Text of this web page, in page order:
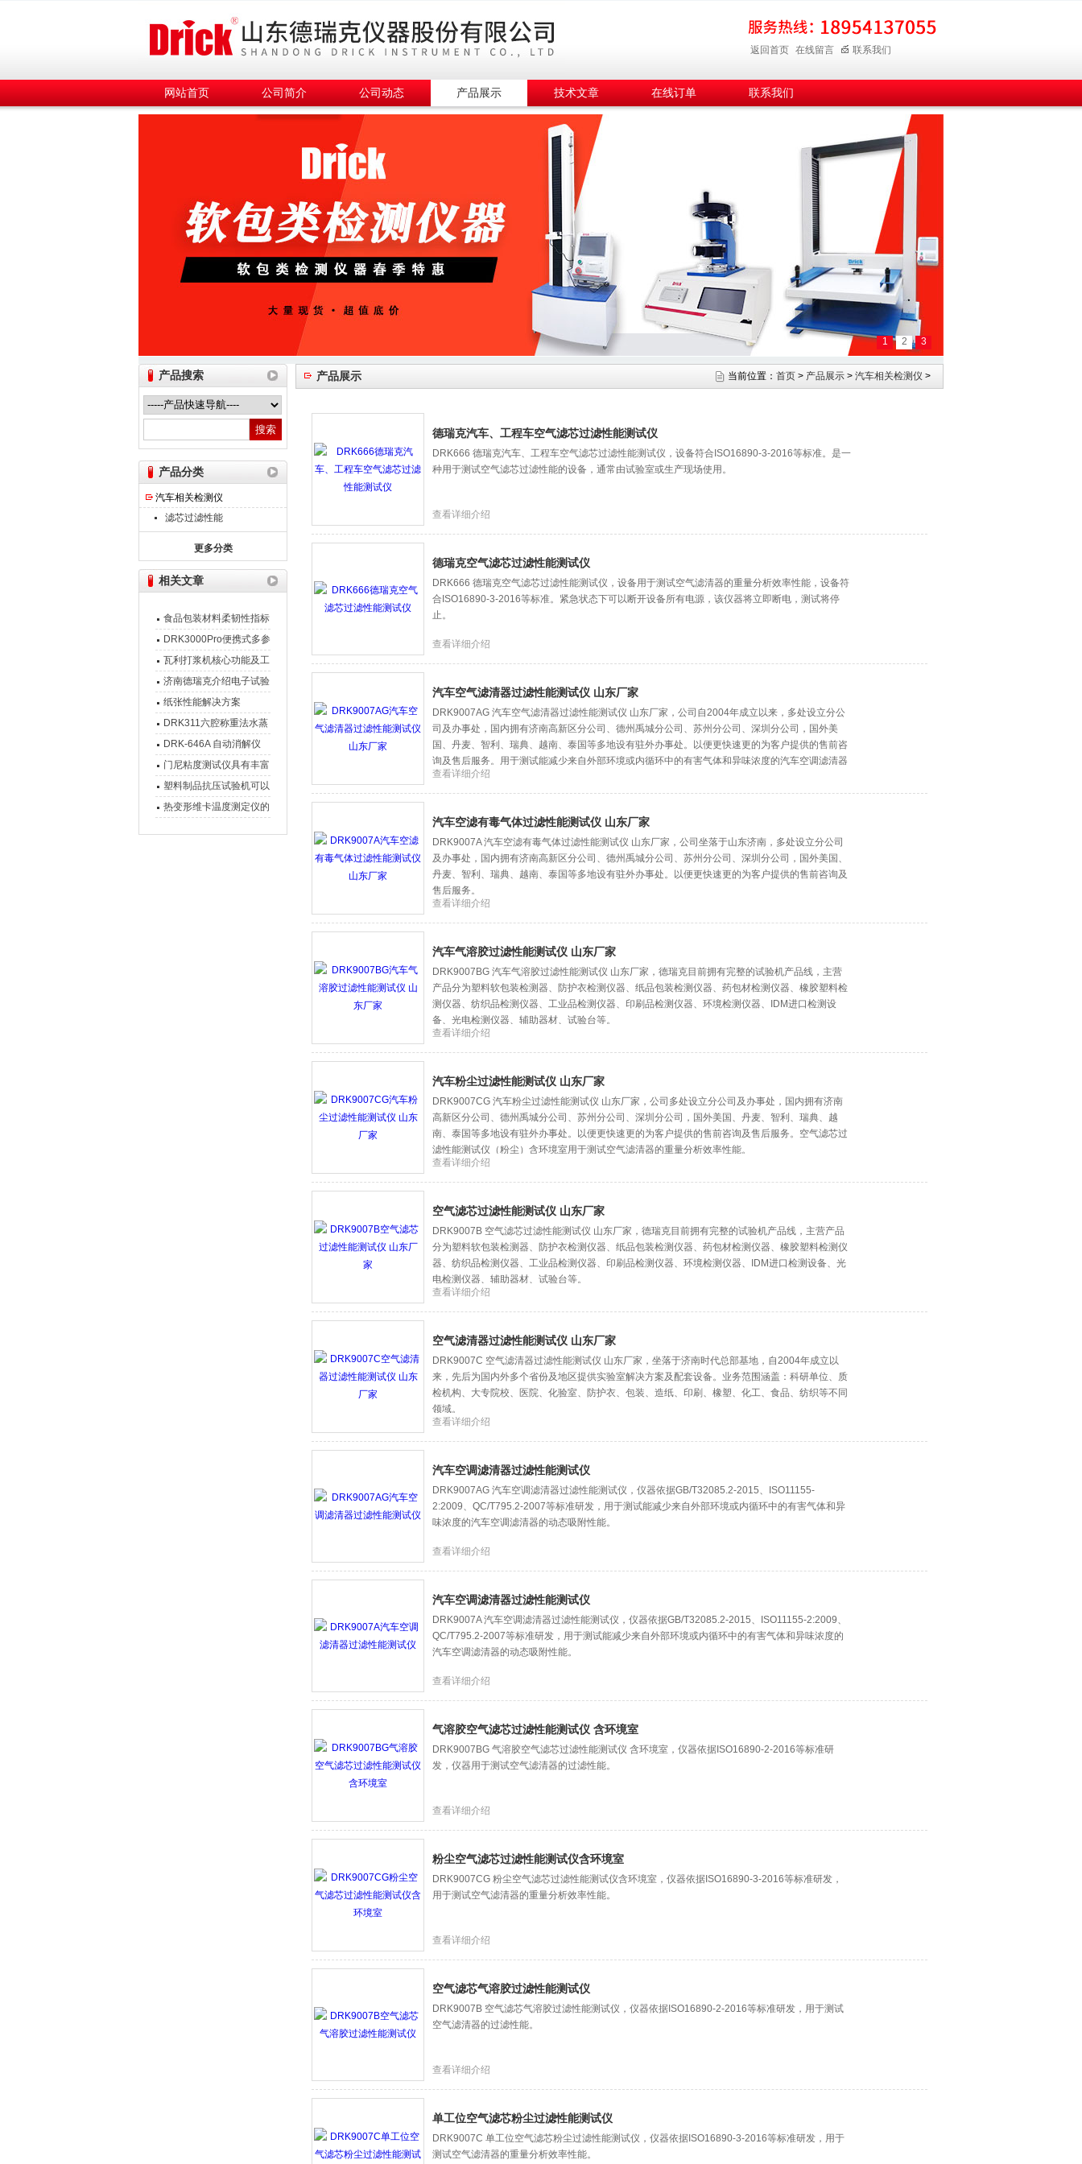
山东德瑞克仪器股份有限公司
返回首页 在线留言 联系我们
网站首页 公司简介 公司动态 产品展示 技术文章 在线订单 联系我们
1 2 3
产品搜索
产品分类
汽车相关检测仪
滤芯过滤性能
更多分类
相关文章
食品包装材料柔韧性指标
所需检测仪器
DRK3000Pro便携式多参
数水质分析仪
瓦利打浆机核心功能及工
作原理
济南德瑞克介绍电子试验
机的选购注意事项
纸张性能解决方案
DRK311六腔称重法水蒸
气透过率测试仪工作原理
及设备特点介绍
DRK-646A 自动消解仪
电热管热传导款 德瑞克
实验室分析仪器
门尼粘度测试仪具有丰富
的试验方法
塑料制品抗压试验机可以
测试以下指标
热变形维卡温度测定仪的
产品展示 当前位置： 首页 > 产品展示 > 汽车相关检测仪 >
德瑞克汽车、工程车空气滤芯过滤性能测试仪
DRK666 德瑞克汽车、工程车空气滤芯过滤性能测试仪，设备符合ISO16890-3-2016等标准。是一
种用于测试空气滤芯过滤性能的设备，通常由试验室或生产现场使用。
查看详细介绍
德瑞克空气滤芯过滤性能测试仪
DRK666 德瑞克空气滤芯过滤性能测试仪，设备用于测试空气滤清器的重量分析效率性能，设备符
合ISO16890-3-2016等标准。紧急状态下可以断开设备所有电源，该仪器将立即断电，测试将停
止。
查看详细介绍
汽车空气滤清器过滤性能测试仪 山东厂家
DRK9007AG 汽车空气滤清器过滤性能测试仪 山东厂家，公司自2004年成立以来，多处设立分公
司及办事处，国内拥有济南高新区分公司、德州禹城分公司、苏州分公司、深圳分公司，国外美
国、丹麦、智利、瑞典、越南、泰国等多地设有驻外办事处。以便更快速更的为客户提供的售前咨
询及售后服务。用于测试能减少来自外部环境或内循环中的有害气体和异味浓度的汽车空调滤清器
的动态吸附性能。
查看详细介绍
汽车空滤有毒气体过滤性能测试仪 山东厂家
DRK9007A 汽车空滤有毒气体过滤性能测试仪 山东厂家，公司坐落于山东济南，多处设立分公司
及办事处，国内拥有济南高新区分公司、德州禹城分公司、苏州分公司、深圳分公司，国外美国、
丹麦、智利、瑞典、越南、泰国等多地设有驻外办事处。以便更快速更的为客户提供的售前咨询及
售后服务。
查看详细介绍
汽车气溶胶过滤性能测试仪 山东厂家
DRK9007BG 汽车气溶胶过滤性能测试仪 山东厂家，德瑞克目前拥有完整的试验机产品线，主营
产品分为塑料软包装检测器、防护衣检测仪器、纸品包装检测仪器、药包材检测仪器、橡胶塑料检
测仪器、纺织品检测仪器、工业品检测仪器、印刷品检测仪器、环境检测仪器、IDM进口检测设
备、光电检测仪器、辅助器材、试验台等。
查看详细介绍
汽车粉尘过滤性能测试仪 山东厂家
DRK9007CG 汽车粉尘过滤性能测试仪 山东厂家，公司多处设立分公司及办事处，国内拥有济南
高新区分公司、德州禹城分公司、苏州分公司、深圳分公司，国外美国、丹麦、智利、瑞典、越
南、泰国等多地设有驻外办事处。以便更快速更的为客户提供的售前咨询及售后服务。空气滤芯过
滤性能测试仪（粉尘）含环境室用于测试空气滤清器的重量分析效率性能。
查看详细介绍
空气滤芯过滤性能测试仪 山东厂家
DRK9007B 空气滤芯过滤性能测试仪 山东厂家，德瑞克目前拥有完整的试验机产品线，主营产品
分为塑料软包装检测器、防护衣检测仪器、纸品包装检测仪器、药包材检测仪器、橡胶塑料检测仪
器、纺织品检测仪器、工业品检测仪器、印刷品检测仪器、环境检测仪器、IDM进口检测设备、光
电检测仪器、辅助器材、试验台等。
查看详细介绍
空气滤清器过滤性能测试仪 山东厂家
DRK9007C 空气滤清器过滤性能测试仪 山东厂家，坐落于济南时代总部基地，自2004年成立以
来，先后为国内外多个省份及地区提供实验室解决方案及配套设备。业务范围涵盖：科研单位、质
检机构、大专院校、医院、化验室、防护衣、包装、造纸、印刷、橡塑、化工、食品、纺织等不同
领域。
查看详细介绍
汽车空调滤清器过滤性能测试仪
DRK9007AG 汽车空调滤清器过滤性能测试仪，仪器依据GB/T32085.2-2015、ISO11155-
2:2009、QC/T795.2-2007等标准研发，用于测试能减少来自外部环境或内循环中的有害气体和异
味浓度的汽车空调滤清器的动态吸附性能。
查看详细介绍
汽车空调滤清器过滤性能测试仪
DRK9007A 汽车空调滤清器过滤性能测试仪，仪器依据GB/T32085.2-2015、ISO11155-2:2009、
QC/T795.2-2007等标准研发，用于测试能减少来自外部环境或内循环中的有害气体和异味浓度的
汽车空调滤清器的动态吸附性能。
查看详细介绍
气溶胶空气滤芯过滤性能测试仪 含环境室
DRK9007BG 气溶胶空气滤芯过滤性能测试仪 含环境室，仪器依据ISO16890-2-2016等标准研
发，仪器用于测试空气滤清器的过滤性能。
查看详细介绍
粉尘空气滤芯过滤性能测试仪含环境室
DRK9007CG 粉尘空气滤芯过滤性能测试仪含环境室，仪器依据ISO16890-3-2016等标准研发，
用于测试空气滤清器的重量分析效率性能。
查看详细介绍
空气滤芯气溶胶过滤性能测试仪
DRK9007B 空气滤芯气溶胶过滤性能测试仪，仪器依据ISO16890-2-2016等标准研发，用于测试
空气滤清器的过滤性能。
查看详细介绍
单工位空气滤芯粉尘过滤性能测试仪
DRK9007C 单工位空气滤芯粉尘过滤性能测试仪，仪器依据ISO16890-3-2016等标准研发，用于
测试空气滤清器的重量分析效率性能。